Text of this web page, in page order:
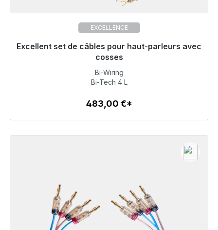
EXCELLENCE
Excellent set de câbles pour haut-parleurs avec
cosses
Prêt à être expédié, délai de livraison 48h*
483,00 €
Détails
Bi-Wiring
Bi-Tech 4 L
483,00 €*